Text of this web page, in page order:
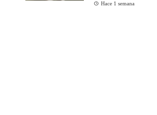
Hace 1 semana